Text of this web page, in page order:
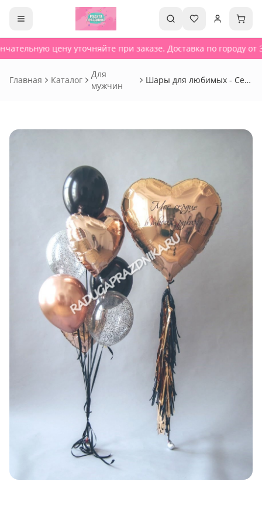
цену уточняйте при заказе. Доставка по городу от
Главная Каталог
Для
мужчин
Шары для любимых - Сет